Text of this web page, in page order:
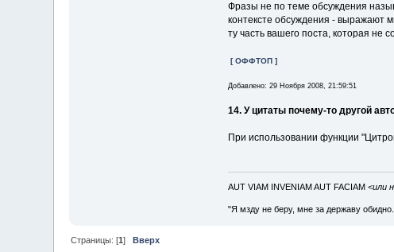
Фразы не по теме обсуждения
контексте обсуждения - выражают
ту часть вашего поста, которая не
[ ОФФТОП ]
Добавлено: 29 Ноября 2008, 21:59:51
14. У цитаты почему-то другой
При использовании функции
AUT VIAM INVENIAM AUT FACIAM <или
"Я мзду не беру, мне за державу
Страницы: [1]Вверх